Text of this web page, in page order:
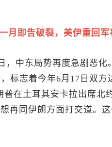
月即告破裂，美伊重回军
，中东局势再度急剧恶化。
标志着今年6月17日双方
普在土耳其安卡拉出席北
再同伊朗方面打交道。